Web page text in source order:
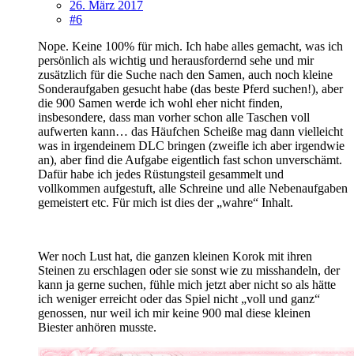
26. März 2017
#6
Nope. Keine 100% für mich. Ich habe alles gemacht, was ich
persönlich als wichtig und herausfordernd sehe und mir
zusätzlich für die Suche nach den Samen, auch noch kleine
Sonderaufgaben gesucht habe (das beste Pferd suchen!), aber
die 900 Samen werde ich wohl eher nicht finden,
insbesondere, dass man vorher schon alle Taschen voll
aufwerten kann… das Häufchen Scheiße mag dann vielleicht
was in irgendeinem DLC bringen (zweifle ich aber irgendwie
an), aber find die Aufgabe eigentlich fast schon unverschämt.
Dafür habe ich jedes Rüstungsteil gesammelt und
vollkommen aufgestuft, alle Schreine und alle Nebenaufgaben
gemeistert etc. Für mich ist dies der „wahre“ Inhalt.
Wer noch Lust hat, die ganzen kleinen Korok mit ihren
Steinen zu erschlagen oder sie sonst wie zu misshandeln, der
kann ja gerne suchen, fühle mich jetzt aber nicht so als hätte
ich weniger erreicht oder das Spiel nicht „voll und ganz“
genossen, nur weil ich mir keine 900 mal diese kleinen
Biester anhören musste.